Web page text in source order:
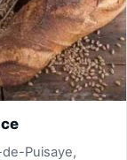
Puisaye,